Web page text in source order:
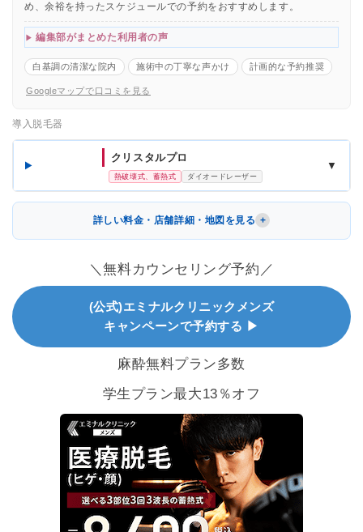
め、余裕を持ったスケジュールでの予約をおすすめします。
編集部がまとめた利用者の声
白基調の清潔な院内 施術中の丁寧な声かけ 計画的な予約推奨
Googleマップで口コミを見る
導入脱毛器
クリスタルプロ
熱破壊式、蓄熱式 ダイオードレーザー
▼
詳しい料金・店舗詳細・地図を見る
＼無料カウンセリング予約／
(公式)エミナルクリニックメンズ
キャンペーンで予約する ▶
麻酔無料プラン多数
学生プラン最大13％オフ